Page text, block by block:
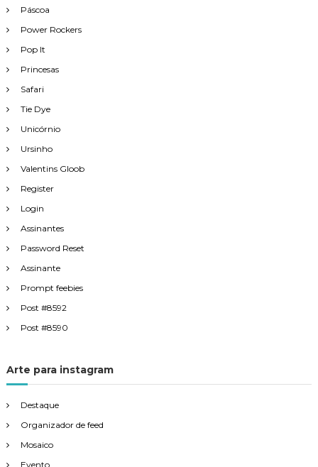
Páscoa
Power Rockers
Pop It
Princesas
Safari
Tie Dye
Unicórnio
Ursinho
Valentins Gloob
Register
Login
Assinantes
Password Reset
Assinante
Prompt feebies
Post #8592
Post #8590
Arte para instagram
Destaque
Organizador de feed
Mosaico
Evento